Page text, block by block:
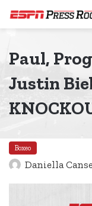
Paul,
Justin
Boxeo
Daniella